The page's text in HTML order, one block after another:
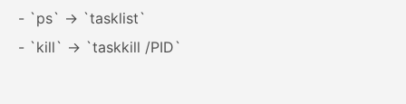
- `ps` → `tasklist`
- `kill` → `taskkill /PID`